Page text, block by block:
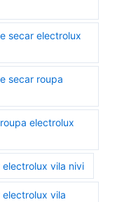
secar electrolux
secar roupa
electrolux
vila nivi
vila